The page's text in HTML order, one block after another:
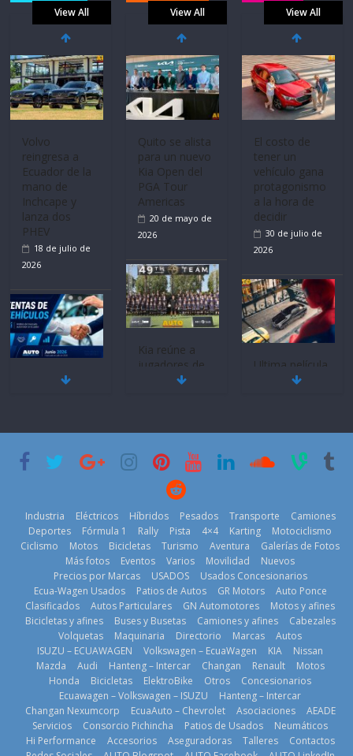
View All
Volvo
reingresa a
Ecuador de la
mano de
Inchcape y
lanza dos
PHEV
18 de julio de
2026
Mercado
historia
11 de julio de
BMW, Toyota,
Bosch y
prueban flota
que usa
gasolina 100%
renovable
25 de julio de
2026
View All
Quito se alista
para un nuevo
Kia Open del
PGA Tour
Americas
20 de mayo de
2026
Kia reúne a
jugadores de
fútbol de todo
2026
La Vuelta al
Ecuador 2026,
edición 47ª,
recorre 7
provincias en 8
días
1 de agosto de
2026
View All
El costo de
tener un
vehículo gana
protagonismo
a la hora de
decidir
30 de julio de
2026
Ultima película
‘Spider‑Man:
29 de julio de
¿Qué puede
pasar con tu
vehículo si
permanece
varios días sin
usar?
3 de agosto de
2026
Industria Eléctricos Híbridos Pesados Transporte
Camiones
Deportes
Fórmula 1 Rally Pista 4×4 Karting
Motociclismo
Ciclismo
Motos Bicicletas Turismo Aventura
Galerías de Fotos
Más fotos
Eventos Varios Movilidad
Nuevos
Precios por Marcas
USADOS
Usados Concesionarios
Ecua-Wagen Usados
Patios de Autos GR Motors
Auto Ponce
Clasificados
Autos Particulares GN Automotores
Motos y afines
Bicicletas y afines
Buses y Busetas Camiones y afines
Cabezales
Volquetas
Maquinaria Directorio Marcas
Autos
ISUZU – ECUAWAGEN
Volkswagen – EcuaWagen KIA
Nissan
Mazda
Audi Hanteng – Intercar Changan Renault
Motos
Honda
Bicicletas ElektroBike Otros
Concesionarios
Ecuawagen – Volkswagen – ISUZU
Hanteng – Intercar
Changan Nexumcorp
EcuaAuto – Chevrolet Asociaciones
AEADE
Servicios
Consorcio Pichincha Patios de Usados
Neumáticos
Hi Performance
Accesorios Aseguradoras Talleres
Contactos